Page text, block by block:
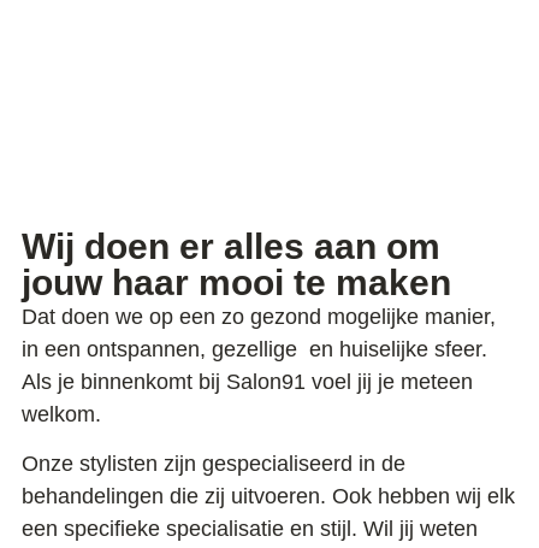
Wij doen er alles aan om
jouw haar mooi te maken
Dat doen we op een zo gezond mogelijke manier,
in een ontspannen, gezellige en huiselijke sfeer.
Als je binnenkomt bij Salon91 voel jij je meteen
welkom.
Onze stylisten zijn gespecialiseerd in de
behandelingen die zij uitvoeren. Ook hebben wij elk
een specifieke specialisatie en stijl. Wil jij weten